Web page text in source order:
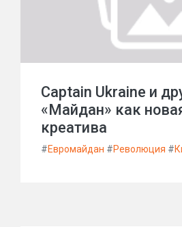
Captain Ukraine и
«Майдан» как
креатива
#Евромайдан #Революция #